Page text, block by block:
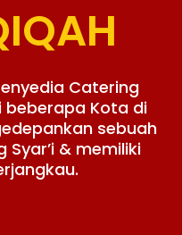
Catering
Kota di
sebuah
& memiliki